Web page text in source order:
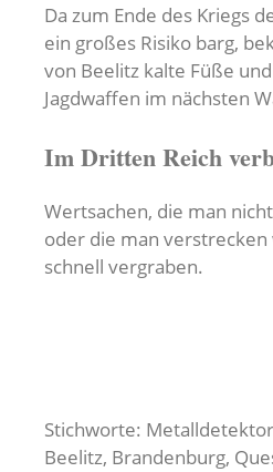
Da zum Ende des Kriegs
ein großes Risiko barg,
von Beelitz kalte Füße
Jagdwaffen im nächsten
Im Dritten Reich
Wertsachen, die man
oder die man
schnell vergraben.
Stichworte:
Beelitz, Brandenburg,